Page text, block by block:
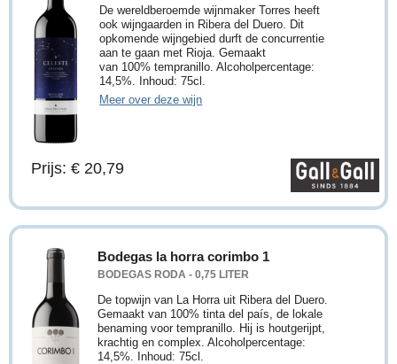
De wereldberoemde wijnmaker Torres heeft
ook wijngaarden in Ribera del Duero. Dit
opkomende wijngebied durft de concurrentie
aan te gaan met Rioja. Gemaakt
van 100% tempranillo. Alcoholpercentage:
14,5%. Inhoud: 75cl.
Meer over deze wijn
Prijs: € 20,79
Bodegas la horra corimbo 1
BODEGAS RODA - 0,75 LITER
De topwijn van La Horra uit Ribera del Duero.
Gemaakt van 100% tinta del país, de lokale
benaming voor tempranillo. Hij is houtgerijpt,
krachtig en complex. Alcoholpercentage:
14,5%. Inhoud: 75cl.